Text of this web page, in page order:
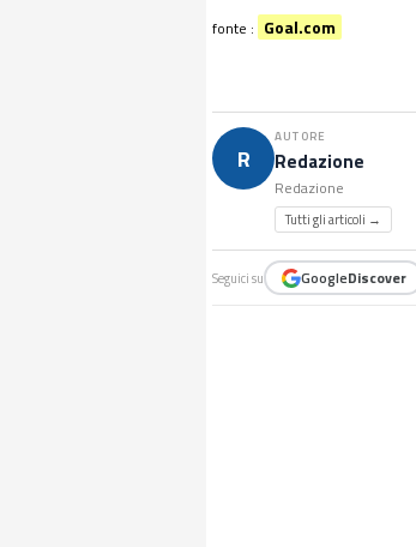
fonte : Goal.com
R
AUTORE
Redazione
Redazione
Tutti gli articoli →
Seguici su GoogleDiscover